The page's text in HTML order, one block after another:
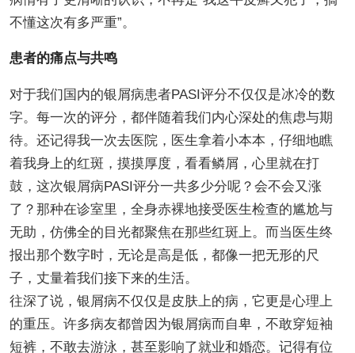
不懂这次有多严重”。
患者的痛点与共鸣
对于我们国内的银屑病患者PASI评分不仅仅是冰冷的数
字。每一次的评分，都伴随着我们内心深处的焦虑与期
待。还记得我一次去医院，医生拿着小本本，仔细地瞧
着我身上的红斑，摸摸厚度，看看鳞屑，心里就在打
鼓，这次银屑病PASI评分一共多少分呢？会不会又涨
了？那种在诊室里，全身赤裸地接受医生检查的尴尬与
无助，仿佛全的目光都聚焦在那些红斑上。而当医生终
报出那个数字时，无论是高是低，都像一把无形的尺
子，丈量着我们接下来的生活。
往深了说，银屑病不仅仅是皮肤上的病，它更是心理上
的重压。许多病友都曾因为银屑病而自卑，不敢穿短袖
短裤，不敢去游泳，甚至影响了就业和婚恋。记得有位